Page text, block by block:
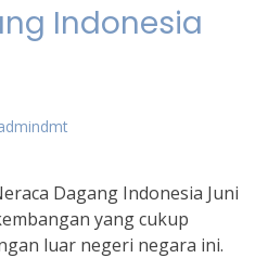
Indonesia
Dagang Indonesia Juni
yang cukup
luar negeri negara ini.